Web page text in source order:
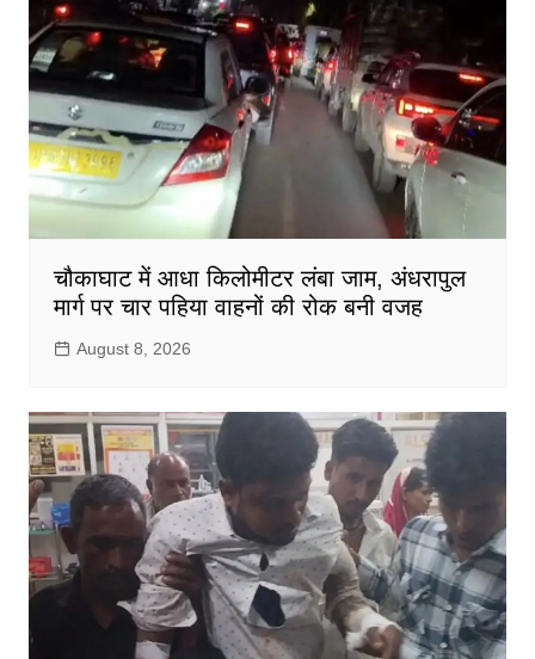
चौकाघाट में आधा किलोमीटर लंबा जाम, अंधरापुल
मार्ग पर चार पहिया वाहनों की रोक बनी वजह
August 8, 2026